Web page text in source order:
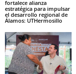
fortalece alianza
estratégica para impulsar
el desarrollo regional de
Álamos: UTHermosillo